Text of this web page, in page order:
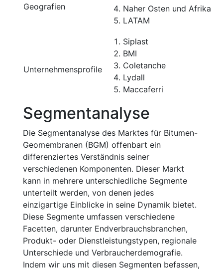
Geografien
Naher Osten und Afrika
LATAM
Unternehmensprofile
Siplast
BMI
Coletanche
Lydall
Maccaferri
Segmentanalyse
Die Segmentanalyse des Marktes für Bitumen-
Geomembranen (BGM) offenbart ein
differenziertes Verständnis seiner
verschiedenen Komponenten. Dieser Markt
kann in mehrere unterschiedliche Segmente
unterteilt werden, von denen jedes
einzigartige Einblicke in seine Dynamik bietet.
Diese Segmente umfassen verschiedene
Facetten, darunter Endverbrauchsbranchen,
Produkt- oder Dienstleistungstypen, regionale
Unterschiede und Verbraucherdemografie.
Indem wir uns mit diesen Segmenten befassen,